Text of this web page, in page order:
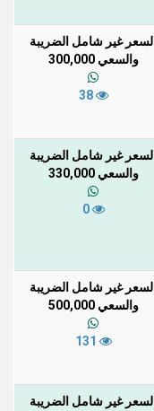
السعر غير شامل الضريبة
والسعي 300,000
38
السعر غير شامل الضريبة
والسعي 330,000
0
السعر غير شامل الضريبة
والسعي 500,000
السعر غير شامل الضريبة